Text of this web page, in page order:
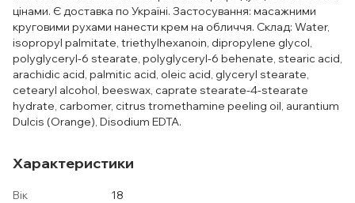
цінами. Є доставка по Україні. Застосування: масажними
круговими рухами нанести крем на обличчя. Склад: Water,
isopropyl palmitate, triethylhexanoin, dipropylene glycol,
polyglyceryl-6 stearate, polyglyceryl-6 behenate, stearic acid,
arachidic acid, palmitic acid, oleic acid, glyceryl stearate,
cetearyl alcohol, beeswax, caprate stearate-4-stearate
hydrate, carbomer, citrus tromethamine peeling oil, аurantium
Dulcis (Orange), Disodium EDTA.
Характеристики
Вік
18